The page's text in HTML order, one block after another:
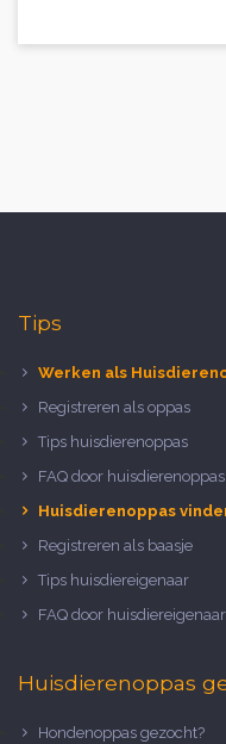
Tips
Werken als
Registreren als oppas
Tips huisdierenoppas
FAQ door huisdierenoppas
Huisdierenoppas
Registreren als baasje
Tips huisdiereigenaar
FAQ door huisdiereigenaar
Huisdierenoppas
Hondenoppas gezocht?